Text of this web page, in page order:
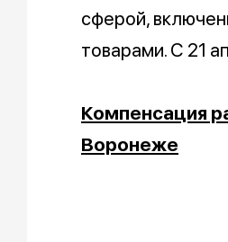
сферой,
товарами. С 21
Компенсация
Воронеже